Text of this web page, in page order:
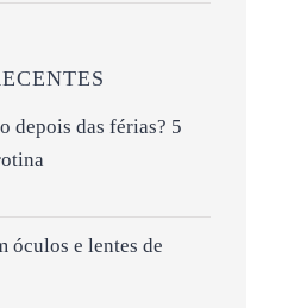
depois das férias? 5
óculos e lentes de